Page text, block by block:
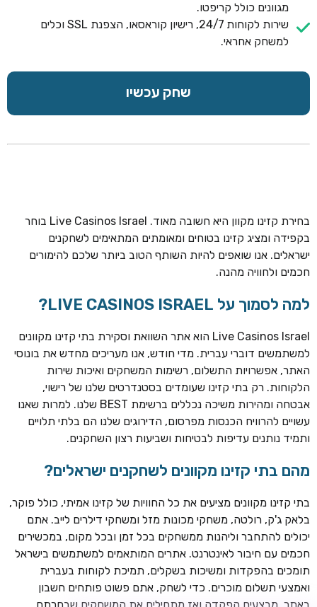
חבילת קבלת פנים: בונוס 100% עד 300€ + 100 ספיני בונוס על
ההפקדה הראשונה
CASOO
בונוס מתגלגל עד 2,000 ₪ + 200 ספינים חינם לשחקנים
חדשים
ROYSPINS
חינם על ההפקדות הראשונות
מגוונים כולל קריפטו.
שירות לקוחות 24/7, רישיון קוראסאו, הצפנת SSL וכלים
למשחק אחראי.
שחק עכשיו
בחירת קזינו מקוון היא חשובה מאוד. Live Casinos Israel בוחר
בקפידה ומציג קזינו בטוחים ומאומתים המתאימים לשחקנים
ישראלים. אנו שואפים להיות השותף הטוב ביותר שלכם להימורים
חכמים ולחוויה מהנה.
למה לסמוך על LIVE CASINOS ISRAEL?
Live Casinos Israel הוא אתר השוואת וסקירת בתי קזינו מקוונים
למשתמשים דוברי עברית. מדי חודש, אנו מעריכים מחדש את בונוסי
האתר, אפשרויות התשלום, רשימות המשחקים ואיכות שירות
הלקוחות. רק בתי קזינו שעומדים בסטנדרטים שלנו של רישוי,
אבטחה ומהירות משיכה נכללים ברשימת BEST שלנו. למרות שאנו
עשויים להרוויח הכנסות מפרסום, הדירוגים שלנו הם בלתי תלויים
ותמיד נותנים עדיפות לבטיחות ושביעות רצון השחקנים.
מהם בתי קזינו מקוונים לשחקנים ישראלים?
בתי קזינו מקוונים מציעים את כל החוויות של קזינו אמיתי, כולל פוקר,
בלאק ג'ק, רולטה, משחקי מכונות מזל ומשחקי דילרים לייב. אתם
יכולים להתחבר וליהנות ממשחקים בכל זמן ובכל מקום, במכשירים
חכמים עם חיבור לאינטרנט. אתרים המותאמים למשתמשים בישראל
תומכים בהפקדות ומשיכות בשקלים, תמיכת לקוחות בעברית
ואמצעי תשלום מוכרים. כדי לשחק, אתם פשוט פותחים חשבון